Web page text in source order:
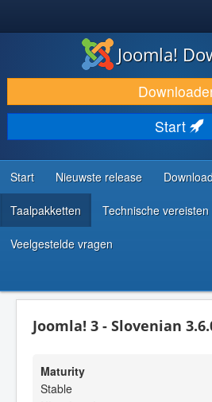
DOWNLOAD & BREID UIT
ONTDEK & LEER
COMMUNITY & ONDERSTEUNING
ONTWIKKELAARSBRONNEN
Joomla!
Start
Start Nieuwste release
Taalpakketten Technische vereisten
Veelgestelde vragen
Joomla! 3 - Slovenian
Maturity
Stable